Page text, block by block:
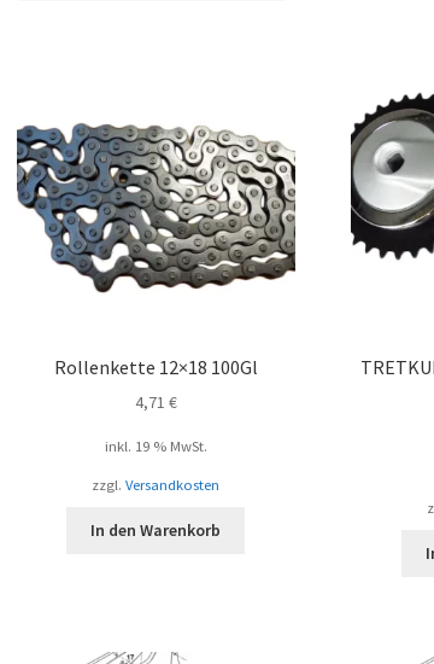
Rollenkette 12×18 100Gl
4,71 €
inkl. 19 % MwSt.
zzgl.Versandkosten
In den Warenkorb